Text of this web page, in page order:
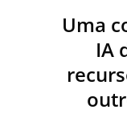
Uma
IA